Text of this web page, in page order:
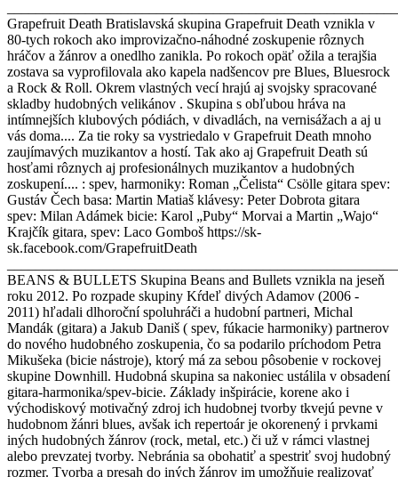
Grapefruit Death Bratislavská skupina Grapefruit Death vznikla v
80-tych rokoch ako improvizačno-náhodné zoskupenie rôznych
hráčov a žánrov a onedlho zanikla. Po rokoch opäť ožila a terajšia
zostava sa vyprofilovala ako kapela nadšencov pre Blues, Bluesrock
a Rock & Roll. Okrem vlastných vecí hrajú aj svojsky spracované
skladby hudobných velikánov . Skupina s obľubou hráva na
intímnejších klubových pódiách, v divadlách, na vernisážach a aj u
vás doma.... Za tie roky sa vystriedalo v Grapefruit Death mnoho
zaujímavých muzikantov a hostí. Tak ako aj Grapefruit Death sú
hosťami rôznych aj profesionálnych muzikantov a hudobných
zoskupení.... : spev, harmoniky: Roman „Čelista“ Csölle gitara spev:
Gustáv Čech basa: Martin Matiaš klávesy: Peter Dobrota gitara
spev: Milan Adámek bicie: Karol „Puby“ Morvai a Martin „Wajo“
Krajčík gitara, spev: Laco Gomboš https://sk-
sk.facebook.com/GrapefruitDeath
BEANS & BULLETS Skupina Beans and Bullets vznikla na jeseň
roku 2012. Po rozpade skupiny Kŕdeľ divých Adamov (2006 -
2011) hľadali dlhoroční spoluhráči a hudobní partneri, Michal
Mandák (gitara) a Jakub Daniš ( spev, fúkacie harmoniky) partnerov
do nového hudobného zoskupenia, čo sa podarilo príchodom Petra
Mikušeka (bicie nástroje), ktorý má za sebou pôsobenie v rockovej
skupine Downhill. Hudobná skupina sa nakoniec ustálila v obsadení
gitara-harmonika/spev-bicie. Základy inšpirácie, korene ako i
východiskový motivačný zdroj ich hudobnej tvorby tkvejú pevne v
hudobnom žánri blues, avšak ich repertoár je okorenený i prvkami
iných hudobných žánrov (rock, metal, etc.) či už v rámci vlastnej
alebo prevzatej tvorby. Nebránia sa obohatiť a spestriť svoj hudobný
rozmer. Tvorba a presah do iných žánrov im umožňuje realizovať